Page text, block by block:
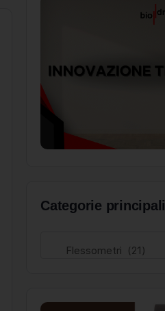
Categorie principali
Flessometri (21)